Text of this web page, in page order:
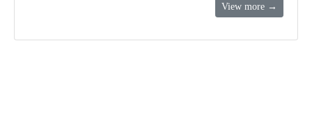
View more →